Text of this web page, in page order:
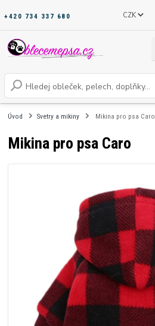
CZK
+420 734 337 680
Úvod Svetry a mikiny Mikina pro psa Caro
Mikina pro psa Caro